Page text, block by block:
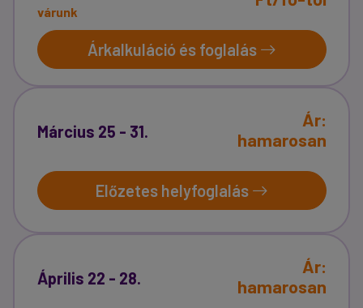
várunk
Árkalkuláció és foglalás
Március 25 - 31.
Ár:
hamarosan
Előzetes helyfoglalás
Április 22 - 28.
Ár:
hamarosan